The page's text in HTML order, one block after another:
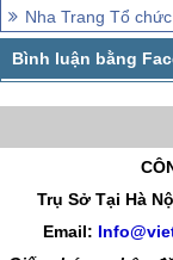
Nha Trang Tổ chức
Trụ Sở Tại Hà
Email: